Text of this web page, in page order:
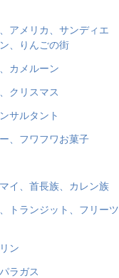
アメリカ、サンディエ
、りんごの街
カメルーン
クリスマス
サルタント
、フワフワお菓子
イ、首長族、カレン族
トランジット、フリーツ
ン
ラガス